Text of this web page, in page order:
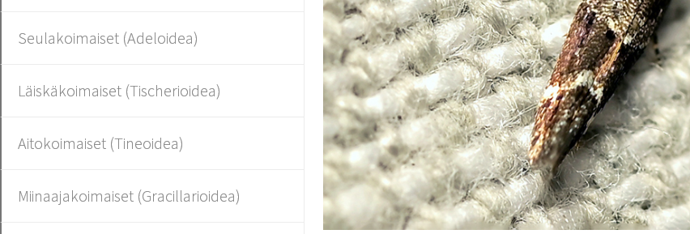
Seulakoimaiset (Adeloidea)
Läiskäkoimaiset (Tischerioidea)
Aitokoimaiset (Tineoidea)
Miinaajakoimaiset (Gracillarioidea)